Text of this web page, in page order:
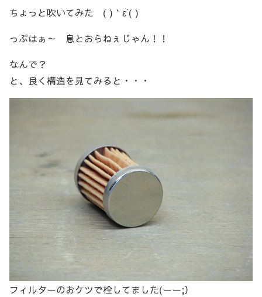
ちょっと吹いてみた ( )｀ε´( )
っぷはぁ～ 息とおらねぇじゃん！！
なんで？
と、良く構造を見てみると・・・
フィルターのおケツで栓してました(ーー;）